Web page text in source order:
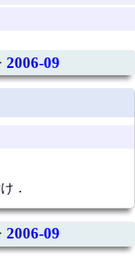
2006-09
．
2006-09